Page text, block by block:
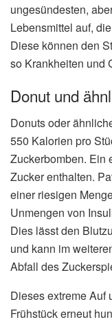
ungesündesten,
Lebensmittel auf,
Diese können den
so Krankheiten und
Donut und
Donuts oder
550 Kalorien pro
Zuckerbomben. Ein
Zucker enthalten.
einer riesigen
Unmengen von
Dies lässt den
und kann im
Abfall des
Dieses extreme Auf
Frühstück erneut